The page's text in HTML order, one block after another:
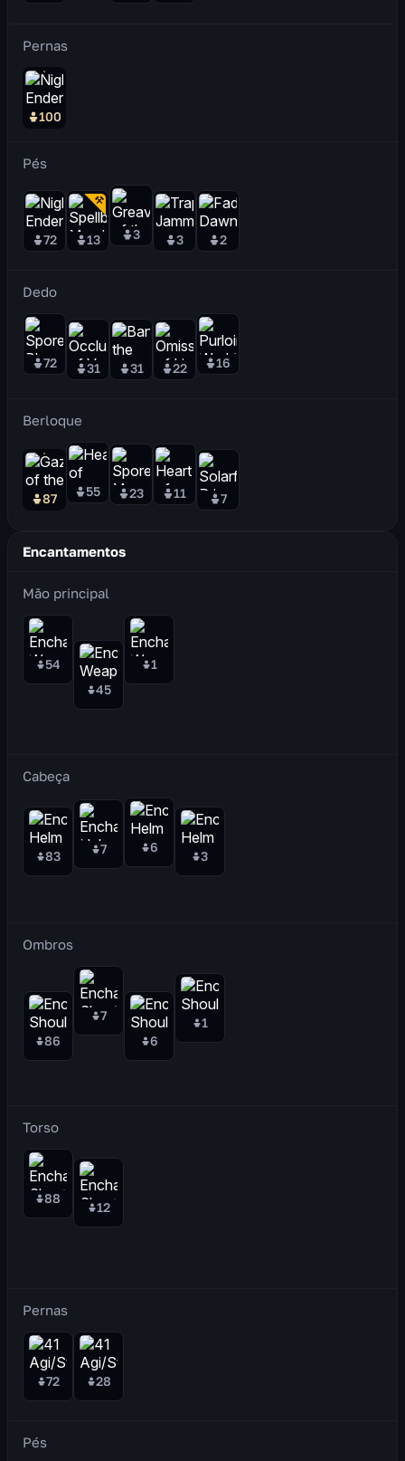
Pernas
100
Pés
72 13 3 3 2
Dedo
72 31 31 22 16
Berloque
87 55 23 11 7
Encantamentos
Mão principal
54
45
1
Cabeça
83 7 6
3
Ombros
86
7
6
1
Torso
88
12
Pernas
72 28
Pés